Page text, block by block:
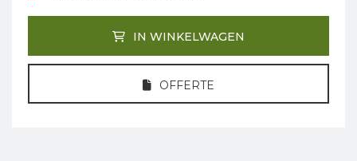
IN WINKELWAGEN
OFFERTE